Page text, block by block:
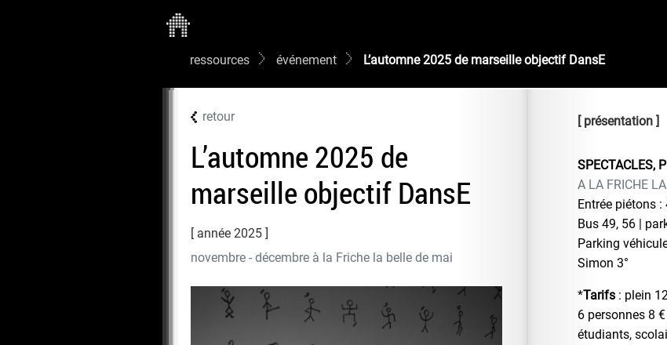
ressources événement L’automne 2025 de marseille objectif DansE
retour
L’automne 2025 de
marseille objectif DansE
année 2025
novembre - décembre à la Friche la belle de mai
présentation
SPECTACLES,
A LA FRICHE
Entrée piétons :
Bus 49, 56 |
Parking
Simon 3°
*Tarifs : plein
6 personnes 8
étudiants,